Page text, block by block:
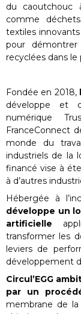
du caoutchouc
comme
textiles innovants
pour démontrer
recyclées dans
Fondée en 2018,
développe et
numérique
FranceConnect
monde du
industriels de la
financé vise à
à d’autres
Hébergée à
développe un
artificielle
transformer les
leviers de
développement
Circul’EGG
par un
membrane de la